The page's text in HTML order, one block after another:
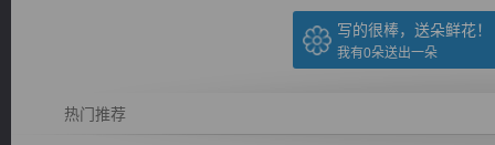
写的很棒，送朵鲜花！
我有0朵送出一朵
热门推荐